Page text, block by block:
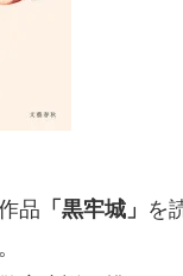
品 「黒牢城」 を